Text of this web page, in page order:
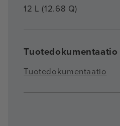
12 L (12.68 Q)
Tuotedokumentaatio
Tuotedokumentaatio